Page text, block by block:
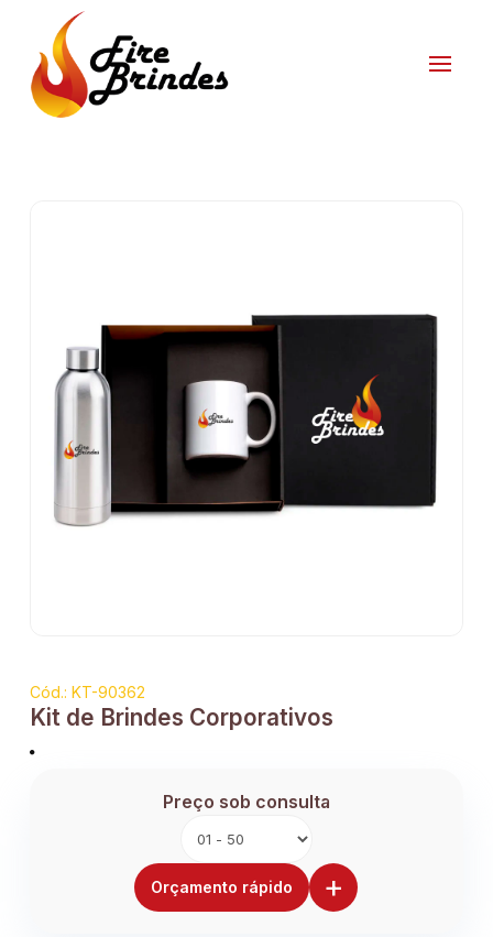
Cód.: KT-90362
Kit de Brindes Corporativos
Preço sob consulta
Orçamento rápido +